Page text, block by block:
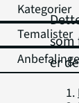
Kategorier
Temalister
som
er